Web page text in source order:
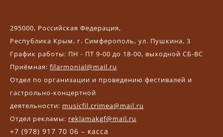
295000, Российская Федерация,
Республика Крым, г. Симферополь, ул. Пушкина, 3
График работы: ПН - ПТ 9-00 до 18-00, выходной СБ-ВС
Приёмная: filarmonial@mail.ru
Отдел по организации и проведению фестивалей и
гастрольно-концертной
деятельности: musicfil.crimea@mail.ru
Отдел рекламы: reklamakgf@mail.ru
+7 (978) 917 70 06 – касса